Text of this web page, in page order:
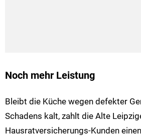
Noch mehr Leistung
Bleibt die Küche wegen defekter
Schadens kalt, zahlt die Alte
Hausratversicherungs-Kunden